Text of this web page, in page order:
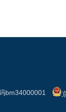
bm34000001